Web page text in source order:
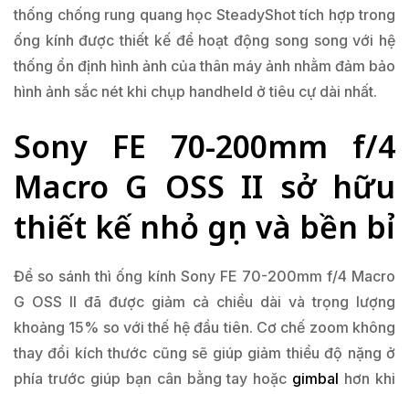
thống chống rung quang học SteadyShot tích hợp trong
ống kính được thiết kế để hoạt động song song với hệ
thống ổn định hình ảnh của thân máy ảnh nhằm đảm bảo
hình ảnh sắc nét khi chụp handheld ở tiêu cự dài nhất.
Sony FE 70-200mm f/4
Macro G OSS II sở hữu
thiết kế nhỏ gọn và bền bỉ
Để so sánh thì ống kính Sony FE 70-200mm f/4 Macro
G OSS II đã được giảm cả chiều dài và trọng lượng
khoảng 15% so với thế hệ đầu tiên. Cơ chế zoom không
thay đổi kích thước cũng sẽ giúp giảm thiểu độ nặng ở
phía trước giúp bạn cân bằng tay hoặc gimbal hơn khi